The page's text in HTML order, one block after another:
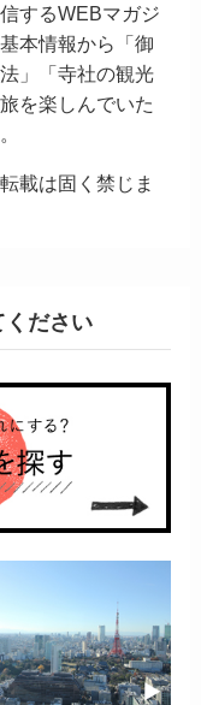
するWEBマガジ
本情報から「御
」「寺社の観光
を楽しんでいた
載は固く禁じま
ください